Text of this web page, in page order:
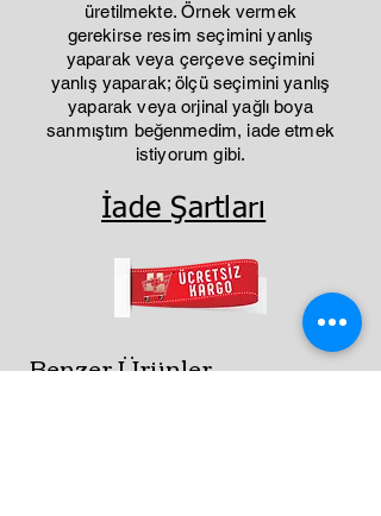
üretilmekte. Örnek vermek
gerekirse resim seçimini yanlış
yaparak veya çerçeve seçimini
yanlış yaparak; ölçü seçimini yanlış
yaparak veya orjinal yağlı boya
sanmıştım beğenmedim, iade etmek
istiyorum gibi.
İade Şartları
Benzer Ürünler